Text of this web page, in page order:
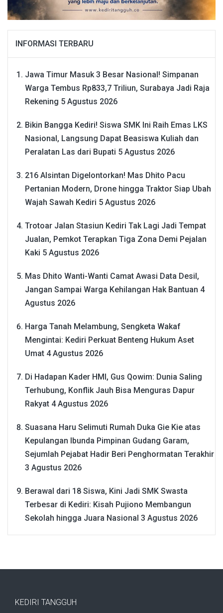
INFORMASI TERBARU
Jawa Timur Masuk 3 Besar Nasional! Simpanan
Warga Tembus Rp833,7 Triliun, Surabaya Jadi Raja
Rekening 5 Agustus 2026
Bikin Bangga Kediri! Siswa SMK Ini Raih Emas LKS
Nasional, Langsung Dapat Beasiswa Kuliah dan
Peralatan Las dari Bupati 5 Agustus 2026
216 Alsintan Digelontorkan! Mas Dhito Pacu
Pertanian Modern, Drone hingga Traktor Siap Ubah
Wajah Sawah Kediri 5 Agustus 2026
Trotoar Jalan Stasiun Kediri Tak Lagi Jadi Tempat
Jualan, Pemkot Terapkan Tiga Zona Demi Pejalan
Kaki 5 Agustus 2026
Mas Dhito Wanti-Wanti Camat Awasi Data Desil,
Jangan Sampai Warga Kehilangan Hak Bantuan 4
Agustus 2026
Harga Tanah Melambung, Sengketa Wakaf
Mengintai: Kediri Perkuat Benteng Hukum Aset
Umat 4 Agustus 2026
Di Hadapan Kader HMI, Gus Qowim: Dunia Saling
Terhubung, Konflik Jauh Bisa Menguras Dapur
Rakyat 4 Agustus 2026
Suasana Haru Selimuti Rumah Duka Gie Kie atas
Kepulangan Ibunda Pimpinan Gudang Garam,
Sejumlah Pejabat Hadir Beri Penghormatan Terakhir
3 Agustus 2026
Berawal dari 18 Siswa, Kini Jadi SMK Swasta
Terbesar di Kediri: Kisah Pujiono Membangun
Sekolah hingga Juara Nasional 3 Agustus 2026
KEDIRI TANGGUH